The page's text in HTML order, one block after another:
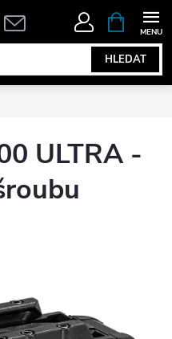
HLEDAT
NÁKUPNÍ
KOŠÍK
ULTRA -